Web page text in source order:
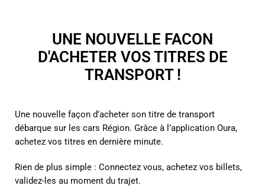
UNE NOUVELLE FACON
D'ACHETER VOS TITRES DE
TRANSPORT !
Une nouvelle façon d’acheter son titre de transport
débarque sur les cars Région. Grâce à l’application Oura,
achetez vos titres en dernière minute.
Rien de plus simple : Connectez vous, achetez vos billets,
validez-les au moment du trajet.